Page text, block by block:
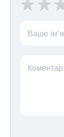
Ваше ім’я
Коментар